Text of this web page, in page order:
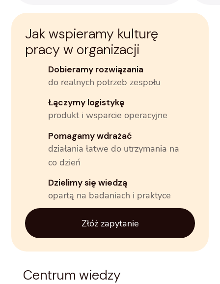
Jak wspieramy kulturę
pracy w organizacji
Dobieramy rozwiązania
do realnych potrzeb zespołu
Łączymy logistykę
produkt i wsparcie operacyjne
Pomagamy wdrażać
działania łatwe do utrzymania na
co dzień
Dzielimy się wiedzą
opartą na badaniach i praktyce
Złóż zapytanie
Centrum wiedzy